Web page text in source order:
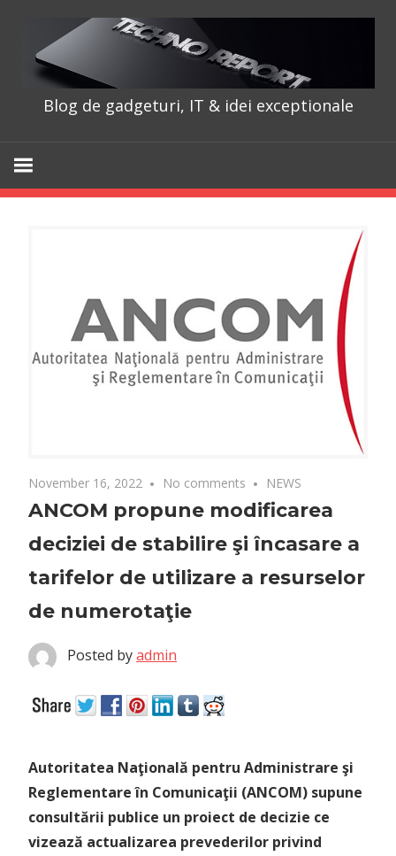
content
Blog de gadgeturi, IT & idei exceptionale
November 16, 2022 No comments NEWS
ANCOM propune modificarea
deciziei de stabilire şi încasare a
tarifelor de utilizare a resurselor
de numerotaţie
Posted byadmin
Autoritatea Naţională pentru Administrare şi
Reglementare în Comunicaţii (ANCOM) supune
consultării publice un proiect de decizie ce
vizează actualizarea prevederilor privind